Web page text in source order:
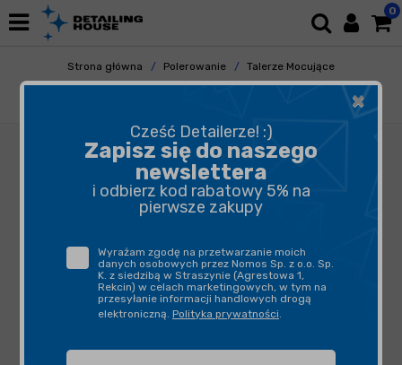
0
Strona główna Polerowanie
Talerze Mocujące
Talerze - Dual Action
×
Cześć Detailerze! :)
Zapisz się do naszego
newslettera
i odbierz kod rabatowy 5% na
pierwsze zakupy
Wyrażam zgodę na przetwarzanie moich
danych osobowych przez Nomos Sp. z o.o. Sp.
K. z siedzibą w Straszynie (Agrestowa 1,
Rekcin) w celach marketingowych, w tym na
przesyłanie informacji handlowych drogą
elektroniczną. Polityka prywatności.